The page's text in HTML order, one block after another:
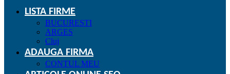
LISTA FIRME
BUCURESTI
ARGES
Cluj
ADAUGA FIRMA
CONTUL MEU